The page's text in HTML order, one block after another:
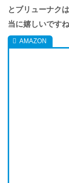
とブリューナク
当に嬉しいです